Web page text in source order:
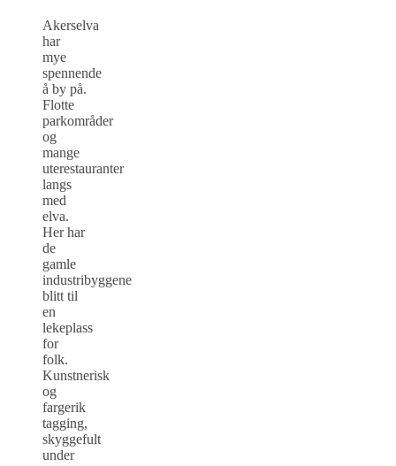
Akerselva
har
mye
spennende
å by på.
Flotte
parkområder
og
mange
uterestauranter
langs
med
elva.
Her har
de
gamle
industribyggene
blitt til
en
lekeplass
for
folk.
Kunstnerisk
og
fargerik
tagging,
skyggefult
under